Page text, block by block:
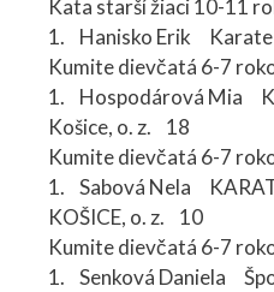
Kata starší žiaci 10-11
1. Hanisko Erik Karate
Kumite dievčatá 6-7
1. Hospodárová Mia
Košice, o. z. 18
Kumite dievčatá 6-7
1. Sabová Nela
KOŠICE, o. z. 10
Kumite dievčatá 6-7
1. Senková Daniela